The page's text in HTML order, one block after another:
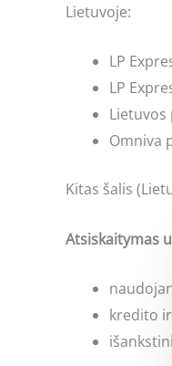
Lietuvoje:
LP
LP
Lietuvos
Omniva
Kitas šalis
Atsiskaitymas
kredito ir